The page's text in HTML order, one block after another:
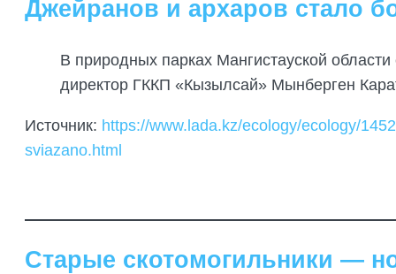
Джейранов и архаров стало
В природных парках Мангистауской
директор ГККП «Кызылсай» Мынберген
Источник: https://www.lada.kz/ecology/ecology/
sviazano.html
Старые скотомогильники —